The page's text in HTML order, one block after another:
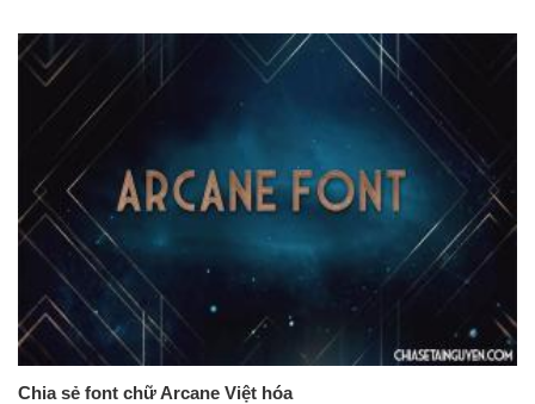
Chia sẻ font chữ Arcane Việt hóa